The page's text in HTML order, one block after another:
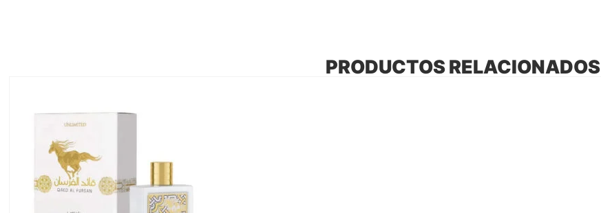
PRODUCTOS RELACIONADOS